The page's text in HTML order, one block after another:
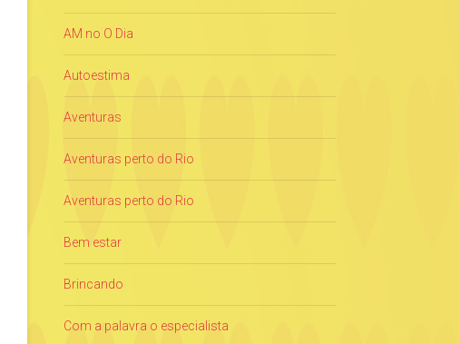
AM no O Dia
Autoestima
Aventuras
Aventuras perto do Rio
Aventuras perto do Rio
Bem estar
Brincando
Com a palavra o especialista